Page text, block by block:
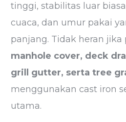
tinggi, stabilitas luar
cuaca, dan umur pakai
panjang. Tidak heran jika
manhole cover, deck
grill gutter, serta tree
menggunakan cast iron
utama.